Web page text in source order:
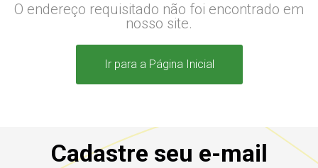
O endereço requisitado não foi encontrado em
nosso site.
Ir para a Página Inicial
Cadastre seu e-mail